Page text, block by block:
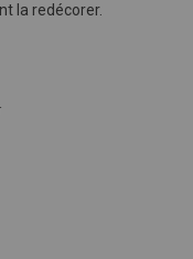
la redécorer.